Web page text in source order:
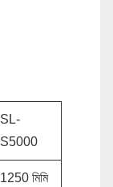
SL-
S5000
1250 মিমি